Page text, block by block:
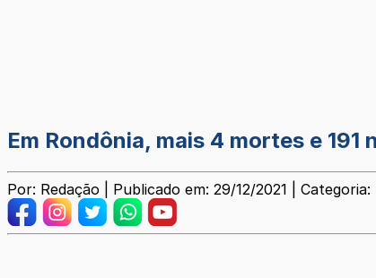
Em Rondônia, mais 4 mortes e
Por: Redação | Publicado em: 29/12/2021 | Categoria: